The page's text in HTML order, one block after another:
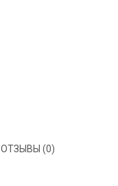
ОТЗЫВЫ (0)